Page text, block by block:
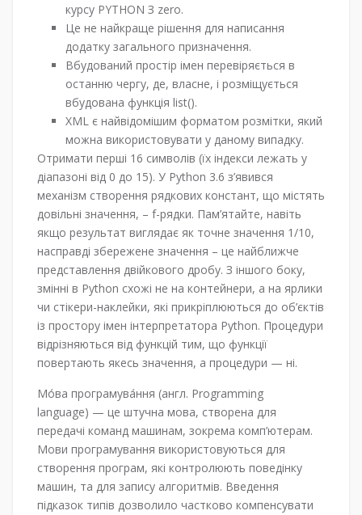
курсу PYTHON З zero.
Це не найкраще рішення для написання
додатку загального призначення.
Вбудований простір імен перевіряється в
останню чергу, де, власне, і розміщується
вбудована функція list().
XML є найвідомішим форматом розмітки, який
можна використовувати у даному випадку.
Отримати перші 16 символів (їх індекси лежать у
діапазоні від 0 до 15). У Python 3.6 з’явився
механізм створення рядкових констант, що містять
довільні значення, – f-рядки. Пам’ятайте, навіть
якщо результат виглядає як точне значення 1/10,
насправді збережене значення – це найближче
представлення двійкового дробу. З іншого боку,
змінні в Python схожі не на контейнери, а на ярлики
чи стікери-наклейки, які прикріплюються до об’єктів
із простору імен інтерпретатора Python. Процедури
відрізняються від функцій тим, що функції
повертають якесь значення, а процедури — ні.
Мо́ва програмува́ння (англ. Programming
language) — це штучна мова, створена для
передачі команд машинам, зокрема комп’ютерам.
Мови програмування використовуються для
створення програм, які контролюють поведінку
машин, та для запису алгоритмів. Введення
підказок типів дозволило частково компенсувати